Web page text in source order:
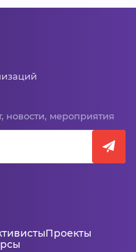
новости, мероприятия
Проекты